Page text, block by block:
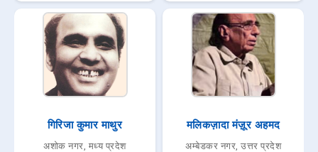
गिरिजा कुमार माथुर
अशोक नगर, मध्य प्रदेश
मलिकज़ादा मंज़ूर अहमद
अम्बेडकर नगर, उत्तर प्रदेश